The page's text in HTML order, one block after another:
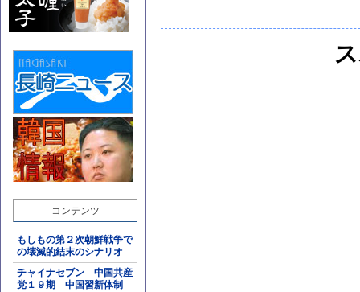
コンテンツ
もしもの第２次朝鮮戦争で
の壊滅的結末のシナリオ
チャイナセブン 中国共産
党１９期 中国習新体制